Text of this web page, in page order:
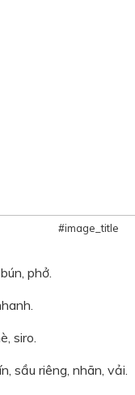
#image_title
phở.
siro.
sầu riêng, nhãn, vải.